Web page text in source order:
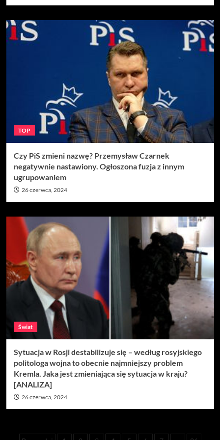
TOP
Czy PiS zmieni nazwę? Przemysław Czarnek
negatywnie nastawiony. Ogłoszona fuzja z innym
ugrupowaniem
26 czerwca, 2024
Świat
Sytuacja w Rosji destabilizuje się – według rosyjskiego
politologa wojna to obecnie najmniejszy problem
Kremla. Jaka jest zmieniająca się sytuacja w kraju?
[ANALIZA]
26 czerwca, 2024